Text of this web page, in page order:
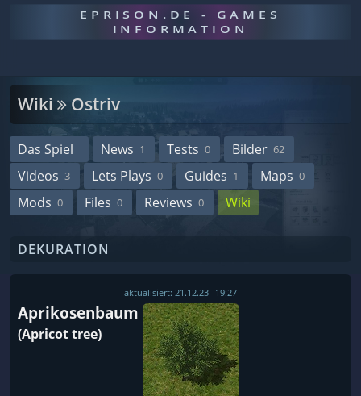
EPRISON.DE - GAMES
INFORMATION
Wiki Ostriv
Das Spiel News 1 Tests 0 Bilder 62
Videos 3 Lets Plays 0 Guides 1 Maps 0
Mods 0 Files 0 Reviews 0 Wiki
DEKURATION
aktualisiert: 21.12.23 19:27
Aprikosenbaum
(Apricot tree)